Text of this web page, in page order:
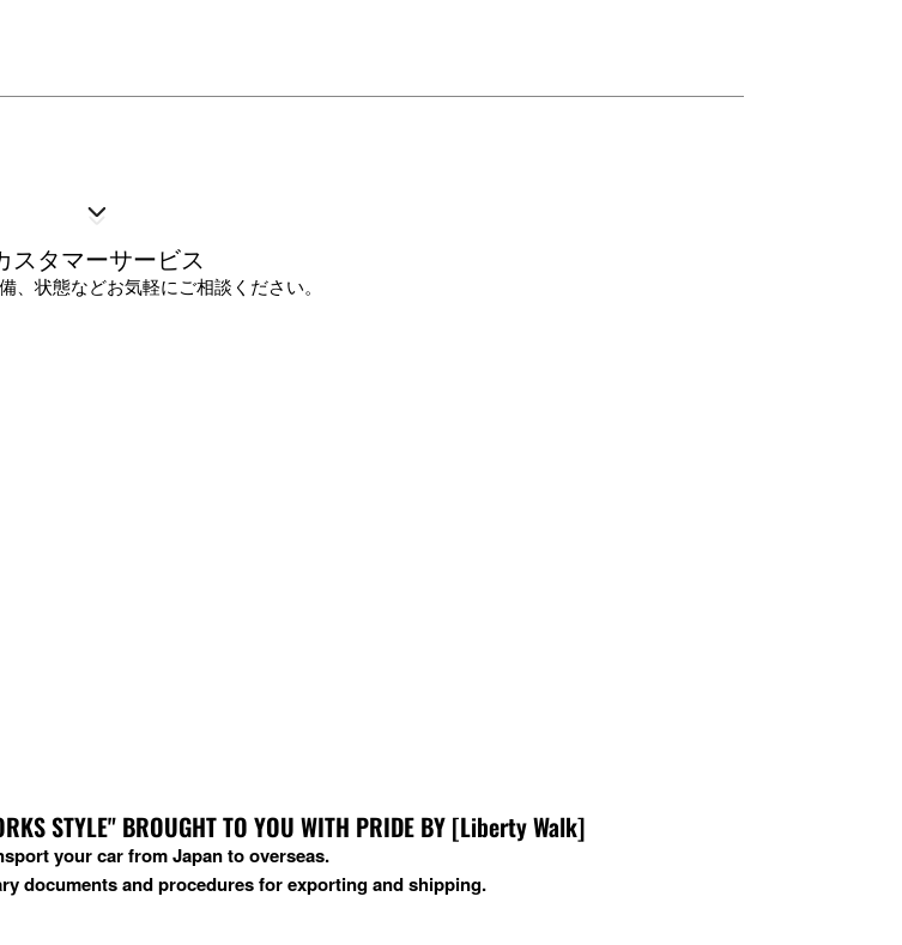
スタマーサービス
、状態などお気軽にご相談ください。
STYLE" BROUGHT TO YOU WITH PRIDE BY [Liberty Walk]
your car from Japan to overseas.
documents and procedures for exporting and shipping.